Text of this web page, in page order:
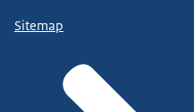
Sitemap